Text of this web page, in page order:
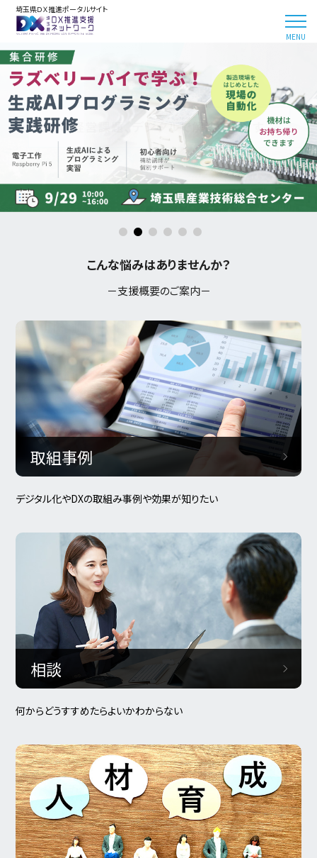
埼玉県ＤＸ推進ポータルサイト
こんな悩みはありませんか？
－支援概要のご案内－
取組事例
デジタル化やDXの取組み事例や効果が知りたい
相談
何からどうすすめたらよいかわからない